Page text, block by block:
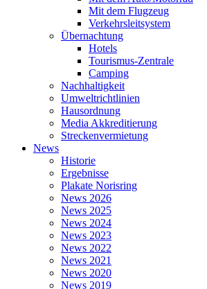
Mit dem Flugzeug
Verkehrsleitsystem
Übernachtung
Hotels
Tourismus-Zentrale
Camping
Nachhaltigkeit
Umweltrichtlinien
Hausordnung
Media Akkreditierung
Streckenvermietung
News
Historie
Ergebnisse
Plakate Norisring
News 2026
News 2025
News 2024
News 2023
News 2022
News 2021
News 2020
News 2019